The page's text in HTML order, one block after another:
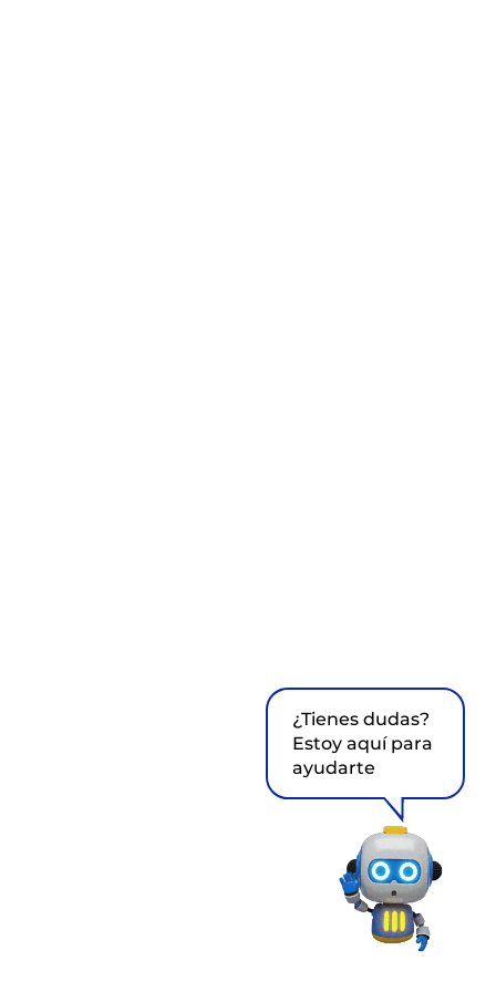
¿Tienes dudas?
Estoy aquí para
ayudarte